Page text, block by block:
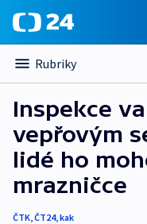
Rubriky
Inspekce
vepřovým
lidé ho
mrazničce
ČTK,ČT24,kak